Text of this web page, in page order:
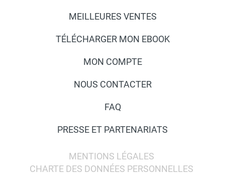
MEILLEURES VENTES
TÉLÉCHARGER MON EBOOK
MON COMPTE
NOUS CONTACTER
FAQ
PRESSE ET PARTENARIATS
MENTIONS LÉGALES
CHARTE DES DONNÉES PERSONNELLES